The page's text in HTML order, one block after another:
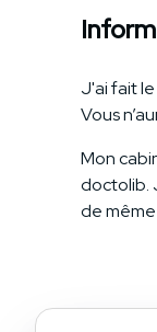
J'ai fait
Vous
Mon
doctolib.
de